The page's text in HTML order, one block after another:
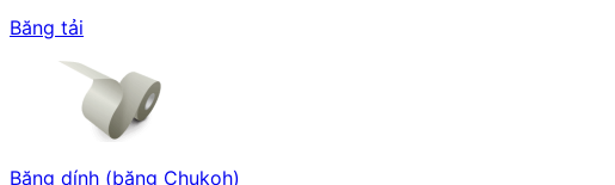
Băng tải
Băng dính (băng Chukoh)